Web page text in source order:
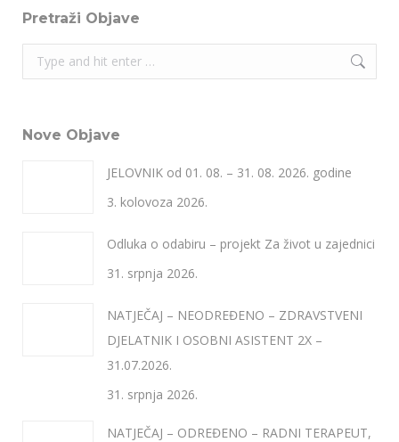
Pretraži Objave
Search:
Nove Objave
JELOVNIK od 01. 08. – 31. 08. 2026. godine
3. kolovoza 2026.
Odluka o odabiru – projekt Za život u zajednici
31. srpnja 2026.
NATJEČAJ – NEODREĐENO – ZDRAVSTVENI
DJELATNIK I OSOBNI ASISTENT 2X –
31.07.2026.
31. srpnja 2026.
NATJEČAJ – ODREĐENO – RADNI TERAPEUT,